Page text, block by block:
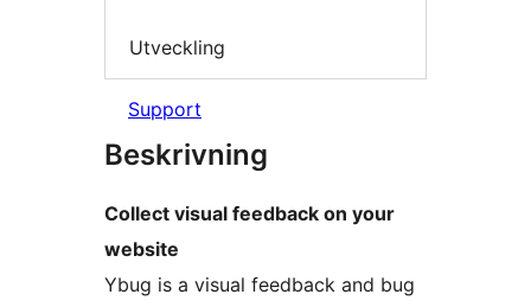
Utveckling
Support
Beskrivning
Collect visual feedback on your
website
Ybug is a visual feedback and bug